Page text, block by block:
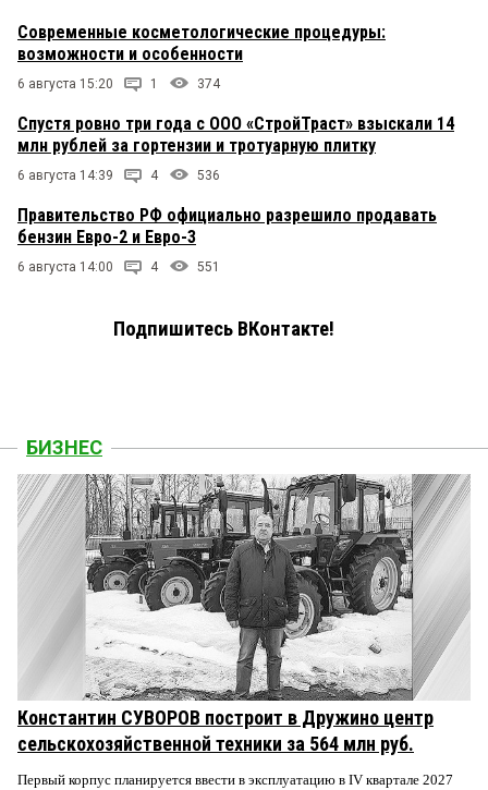
Современные косметологические процедуры:
возможности и особенности
6 августа 15:20 1 374
Спустя ровно три года с ООО «СтройТраст» взыскали 14
млн рублей за гортензии и тротуарную плитку
6 августа 14:39 4 536
Правительство РФ официально разрешило продавать
бензин Евро-2 и Евро-3
6 августа 14:00 4 551
Подпишитесь ВКонтакте!
БИЗНЕС
Константин СУВОРОВ построит в Дружино центр
сельскохозяйственной техники за 564 млн руб.
Первый корпус планируется ввести в эксплуатацию в IV квартале 2027